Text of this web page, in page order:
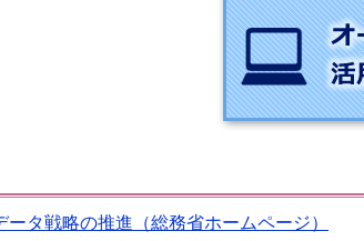
ータ戦略の推進（総務省ホームページ）